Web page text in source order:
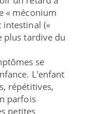
« méconium
intestinal («
plus tardive du
se
L'enfant
répétitives,
parfois
petites